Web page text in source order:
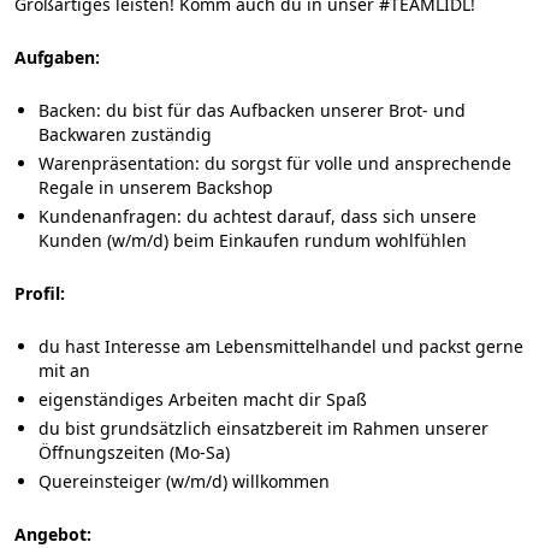
Aufgaben:
Backen: du bist für das Aufbacken unserer Brot- und
Backwaren zuständig
Warenpräsentation: du sorgst für volle und ansprechende
Regale in unserem Backshop
Kundenanfragen: du achtest darauf, dass sich unsere
Kunden (w/m/d) beim Einkaufen rundum wohlfühlen
Profil:
du hast Interesse am Lebensmittelhandel und packst gerne
mit an
eigenständiges Arbeiten macht dir Spaß
du bist grundsätzlich einsatzbereit im Rahmen unserer
Öffnungszeiten (Mo-Sa)
Quereinsteiger (w/m/d) willkommen
Angebot: